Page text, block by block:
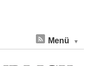
Menü